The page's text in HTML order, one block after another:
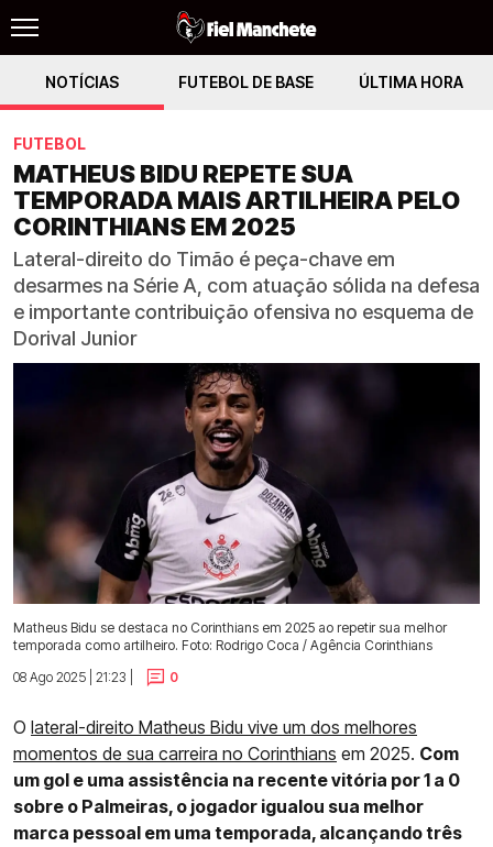
NOTÍCIAS FUTEBOL DE BASE ÚLTIMA HORA
FUTEBOL
MATHEUS BIDU REPETE SUA
TEMPORADA MAIS ARTILHEIRA PELO
CORINTHIANS EM 2025
Lateral-direito do Timão é peça-chave em
desarmes na Série A, com atuação sólida na defesa
e importante contribuição ofensiva no esquema de
Dorival Junior
Matheus Bidu se destaca no Corinthians em 2025 ao repetir sua melhor
temporada como artilheiro. Foto: Rodrigo Coca / Agência Corinthians
08 Ago 2025 | 21:23 |
0
O lateral-direito Matheus Bidu vive um dos melhores
momentos de sua carreira no Corinthians em 2025. Com
um gol e uma assistência na recente vitória por 1 a 0
sobre o Palmeiras, o jogador igualou sua melhor
marca pessoal em uma temporada, alcançando três